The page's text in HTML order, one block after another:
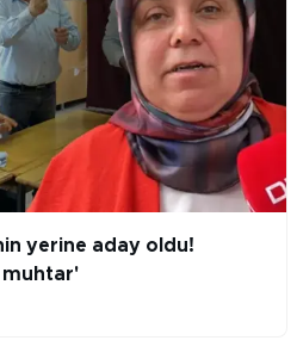
yerine aday oldu!
muhtar'